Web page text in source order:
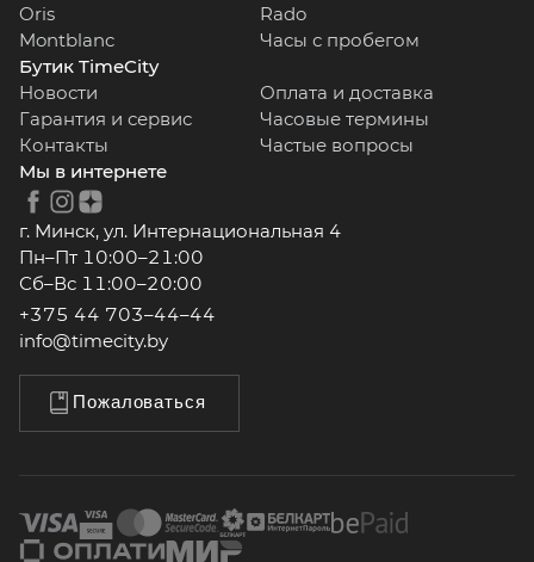
Oris
Rado
Montblanc
Часы с пробегом
Бутик TimeCity
Новости
Оплата и доставка
Гарантия и сервис
Часовые термины
Контакты
Частые вопросы
Мы в интернете
г. Минск, ул. Интернациональная 4
Пн–Пт 10:00–21:00
Сб–Вс 11:00–20:00
+375 44 703–44–44
info@timecity.by
Пожаловаться